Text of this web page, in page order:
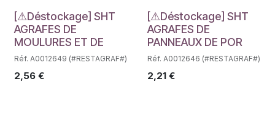
Déstockage
[⚠Déstockage] SHT
AGRAFES DE
MOULURES ET DE
Réf. A0012649 (#RESTAGRAF#)
2,56 €
Déstockage
[⚠Déstockage] SHT
AGRAFES DE
PANNEAUX DE POR
Réf. A0012646 (#RESTAGRAF#)
2,21€